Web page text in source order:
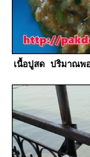
เนื้อปูสด ปริมาณพ